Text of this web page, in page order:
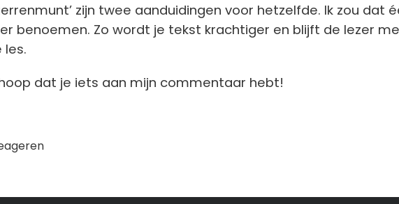
zijn twee aanduidingen voor hetzelfde. Ik zou dat
benoemen. Zo wordt je tekst krachtiger en blijft de lezer
les.
dat je iets aan mijn commentaar hebt!